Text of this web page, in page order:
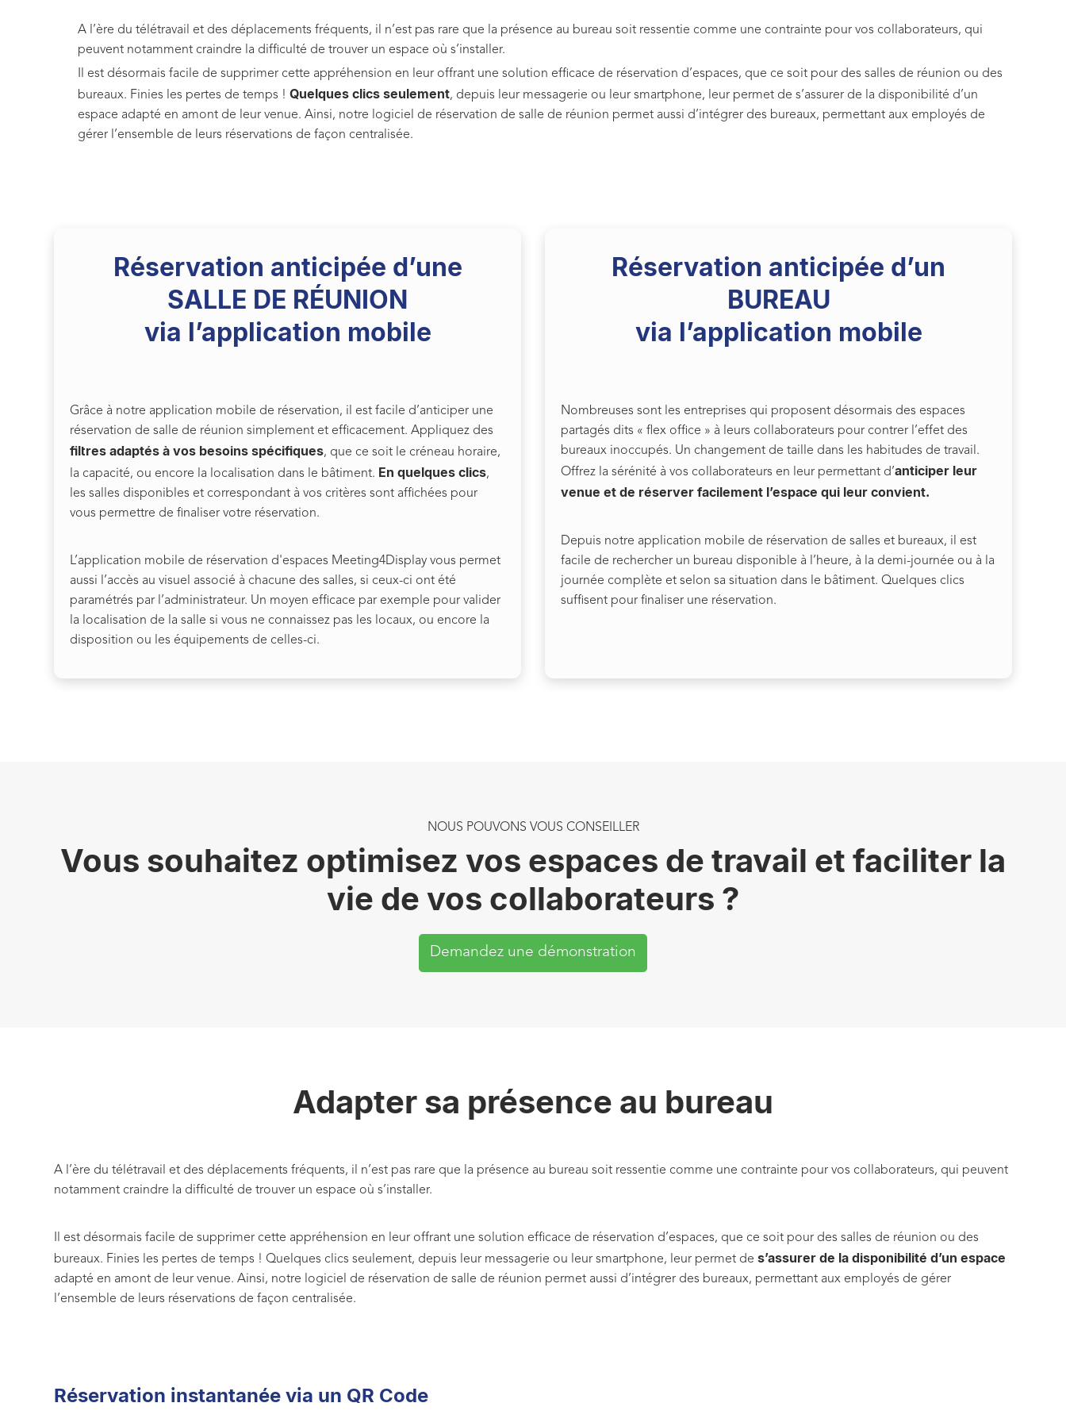
A l’ère du télétravail et des déplacements fréquents, il n’est pas rare que la présence au bureau soit ressentie comme une contrainte pour vos collaborateurs, qui
peuvent notamment craindre la difficulté de trouver un espace où s’installer.
Il est désormais facile de supprimer cette appréhension en leur offrant une solution efficace de réservation d’espaces, que ce soit pour des salles de réunion ou des
bureaux. Finies les pertes de temps ! Quelques clics seulement, depuis leur messagerie ou leur smartphone, leur permet de s’assurer de la disponibilité d’un
espace adapté en amont de leur venue. Ainsi, notre logiciel de réservation de salle de réunion permet aussi d’intégrer des bureaux, permettant aux employés de
gérer l’ensemble de leurs réservations de façon centralisée.
Réservation anticipée d’une
SALLE DE RÉUNION
via l’application mobile
Grâce à notre application mobile de réservation, il est facile d’anticiper une
réservation de salle de réunion simplement et efficacement. Appliquez des
filtres adaptés à vos besoins spécifiques, que ce soit le créneau horaire,
la capacité, ou encore la localisation dans le bâtiment. En quelques clics,
les salles disponibles et correspondant à vos critères sont affichées pour
vous permettre de finaliser votre réservation.
L’application mobile de réservation d'espaces Meeting4Display vous permet
aussi l’accès au visuel associé à chacune des salles, si ceux-ci ont été
paramétrés par l’administrateur. Un moyen efficace par exemple pour valider
la localisation de la salle si vous ne connaissez pas les locaux, ou encore la
disposition ou les équipements de celles-ci.
Réservation anticipée d’un
BUREAU
via l’application mobile
Nombreuses sont les entreprises qui proposent désormais des espaces
partagés dits « flex office » à leurs collaborateurs pour contrer l’effet des
bureaux inoccupés. Un changement de taille dans les habitudes de travail.
Offrez la sérénité à vos collaborateurs en leur permettant d’anticiper leur
venue et de réserver facilement l’espace qui leur convient.
Depuis notre application mobile de réservation de salles et bureaux, il est
facile de rechercher un bureau disponible à l’heure, à la demi-journée ou à la
journée complète et selon sa situation dans le bâtiment. Quelques clics
suffisent pour finaliser une réservation.
NOUS POUVONS VOUS CONSEILLER
Vous souhaitez optimisez vos espaces de travail et faciliter la
vie de vos collaborateurs ?
Demandez une démonstration
Adapter sa présence au bureau
A l’ère du télétravail et des déplacements fréquents, il n’est pas rare que la présence au bureau soit ressentie comme une contrainte pour vos collaborateurs, qui peuvent
notamment craindre la difficulté de trouver un espace où s’installer.
Il est désormais facile de supprimer cette appréhension en leur offrant une solution efficace de réservation d’espaces, que ce soit pour des salles de réunion ou des
bureaux. Finies les pertes de temps ! Quelques clics seulement, depuis leur messagerie ou leur smartphone, leur permet de s’assurer de la disponibilité d’un espace
adapté en amont de leur venue. Ainsi, notre logiciel de réservation de salle de réunion permet aussi d’intégrer des bureaux, permettant aux employés de gérer
l’ensemble de leurs réservations de façon centralisée.
Réservation instantanée via un QR Code